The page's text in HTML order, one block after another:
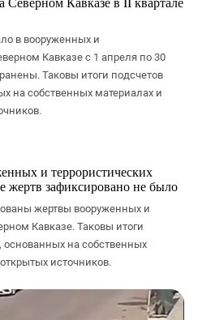
в вооруженных и
Кавказе с 1 апреля по 30
Таковы итоги подсчетов
на собственных материалах и
и террористических
жертв зафиксировано не было
жертвы вооруженных и
Кавказе. Таковы итоги
основанных на собственных
источников.